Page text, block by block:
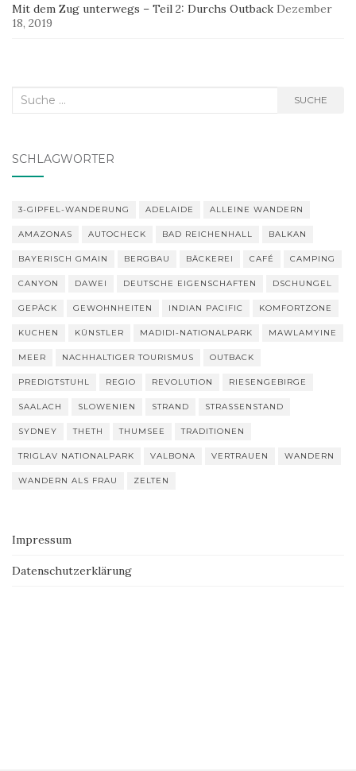
Mit dem Zug unterwegs – Teil 2: Durchs Outback Dezember
18, 2019
Suche
SUCHE
SCHLAGWÖRTER
3-GIPFEL-WANDERUNG ADELAIDE ALLEINE WANDERN
AMAZONAS AUTOCHECK BAD REICHENHALL BALKAN
BAYERISCH GMAIN BERGBAU BÄCKEREI CAFÉ CAMPING
CANYON DAWEI DEUTSCHE EIGENSCHAFTEN DSCHUNGEL
GEPÄCK GEWOHNHEITEN INDIAN PACIFIC KOMFORTZONE
KUCHEN KÜNSTLER MADIDI-NATIONALPARK MAWLAMYINE
MEER NACHHALTIGER TOURISMUS OUTBACK
PREDIGTSTUHL REGIO REVOLUTION RIESENGEBIRGE
SAALACH SLOWENIEN STRAND STRASSENSTAND
SYDNEY THETH THUMSEE TRADITIONEN
TRIGLAV NATIONALPARK VALBONA VERTRAUEN WANDERN
WANDERN ALS FRAU ZELTEN
Impressum
Datenschutzerklärung